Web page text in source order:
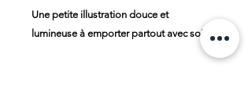
Une petite illustration douce et
lumineuse à emporter partout avec soi